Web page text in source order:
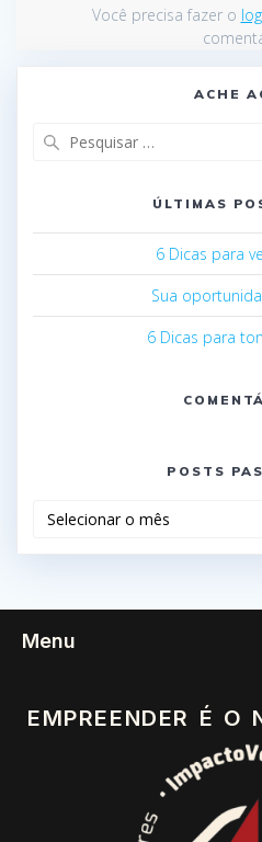
Você precisa fazer o
ACHE
ÚLTIMAS
6 Dicas para
Sua
6 Dicas para
POSTS
Menu
EMPREENDER É O